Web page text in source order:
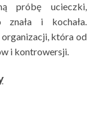
próbę ucieczki,
znała i kochała.
która od
i kontrowersji.